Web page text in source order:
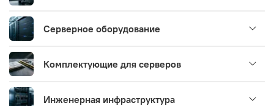
Серверное оборудование
Комплектующие для серверов
Инженерная инфраструктура